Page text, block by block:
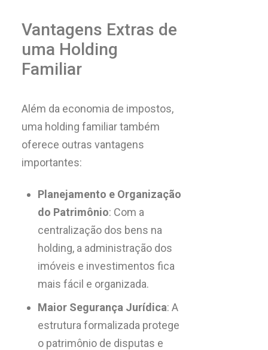
Vantagens Extras de
uma Holding
Familiar
Além da economia de impostos,
uma holding familiar também
oferece outras vantagens
importantes:
Planejamento e Organização
do Patrimônio: Com a
centralização dos bens na
holding, a administração dos
imóveis e investimentos fica
mais fácil e organizada.
Maior Segurança Jurídica: A
estrutura formalizada protege
o patrimônio de disputas e